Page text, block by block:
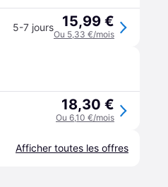
5-7 jours 15,99 €
Ou 5,33 €/mois
18,30 €
Ou 6,10 €/mois
Afficher toutes les offres